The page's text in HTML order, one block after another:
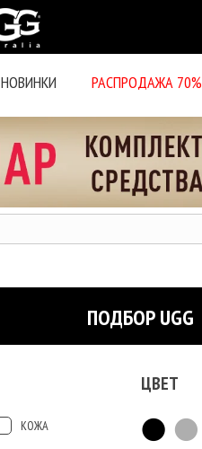
НОВИНКИ РАСПРОДАЖА 70%
ПОДБОР UGG
КОЖА
ЦВЕТ